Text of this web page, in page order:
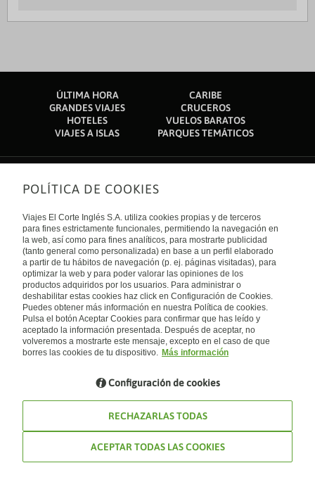
ÚLTIMA HORA
CARIBE
GRANDES VIAJES
CRUCEROS
HOTELES
VUELOS BARATOS
VIAJES A ISLAS
PARQUES TEMÁTICOS
Sobre nosotros
Quiénes somos
Financiación
Sostenibilidad
Turismo accesible
Tarjeta El Corte Inglés
Trabaja con nosotros
El Corte Inglés
Canal Ético
Enlaces de interés
Guías de viaje
Catálogos
Auto check-in
Condiciones Generales
Política de privacidad
Política de cookies
Accesibilidad
Empresas/ Grupos
Internacional
España
Visita nuestro blog
Blog de Viajes el Corte inglés
POLÍTICA DE COOKIES
Viajes El Corte Inglés S.A. utiliza cookies propias y de terceros
para fines estrictamente funcionales, permitiendo la navegación en
la web, así como para fines analíticos, para mostrarte publicidad
(tanto general como personalizada) en base a un perfil elaborado
a partir de tu hábitos de navegación (p. ej. páginas visitadas), para
optimizar la web y para poder valorar las opiniones de los
productos adquiridos por los usuarios. Para administrar o
deshabilitar estas cookies haz click en Configuración de Cookies.
Puedes obtener más información en nuestra Política de cookies.
Pulsa el botón Aceptar Cookies para confirmar que has leído y
aceptado la información presentada. Después de aceptar, no
volveremos a mostrarte este mensaje, excepto en el caso de que
borres las cookies de tu dispositivo. Más información
Configuración de cookies
RECHAZARLAS TODAS
ACEPTAR TODAS LAS COOKIES